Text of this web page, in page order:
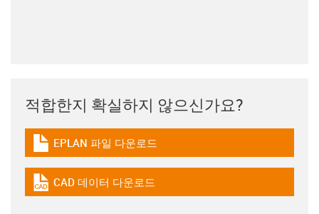
적합한지 확실하지 않으신가요?
igus-icon-download-plan
EPLAN 파일 다운로드
igus-icon-cad-dateien
CAD 데이터 다운로드